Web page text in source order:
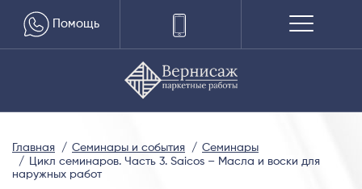
Помощь
Главная Семинары и события
Семинары
Цикл семинаров. Часть 3. Saicos – Масла и воски для
наружных работ